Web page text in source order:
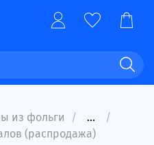
из фольги
...
(распродажа)